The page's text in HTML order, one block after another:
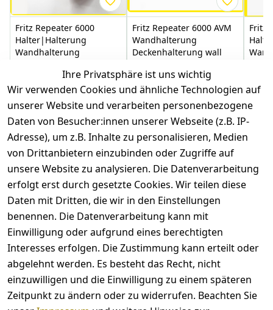
Fritz Repeater 6000
Halter|Halterung
Wandhalterung
0
7,39 €*
Hinzufügen
Fritz Repeater 6000 AVM
Wandhalterung
Deckenhalterung wall
0
7,39 €*
Hinzufügen
Fritz
inkl. ges. MwSt zzgl. Versandkosten
Ihre Privatsphäre ist uns wichtig
Wir verwenden Cookies und ähnliche Technologien auf
unserer Website und verarbeiten personenbezogene
Daten von Besucher:innen unserer Webseite (z.B. IP-
Adresse), um z.B. Inhalte zu personalisieren, Medien
von Drittanbietern einzubinden oder Zugriffe auf
unsere Website zu analysieren. Die Datenverarbeitung
erfolgt erst durch gesetzte Cookies. Wir teilen diese
Daten mit Dritten, die wir in den Einstellungen
benennen. Die Datenverarbeitung kann mit
Einwilligung oder aufgrund eines berechtigten
Interesses erfolgen. Die Zustimmung kann erteilt oder
abgelehnt werden. Es besteht das Recht, nicht
einzuwilligen und die Einwilligung zu einem späteren
Zeitpunkt zu ändern oder zu widerrufen. Beachten Sie
Rechtliches
AGB
Widerrufsbelehrung
Kontakt
Kontakt